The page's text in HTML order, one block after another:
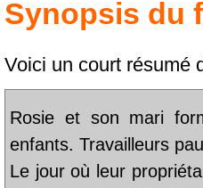
Synopsis du
Voici un court résumé
Rosie et son mari
enfants. Travailleurs
Le jour où leur